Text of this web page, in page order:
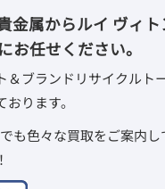
金属からルイ ヴィ
お任せください。
ブランドリサイクルト
ります。
も色々な買取をご案内し